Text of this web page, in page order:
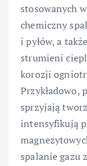
stosowanych
chemiczny
i pyłów, a
strumieni
korozji
Przykładowo,
sprzyjają
intensyfikują
spalanie gazu